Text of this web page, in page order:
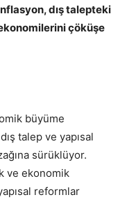
dış talepteki
çöküşe
büyüme
talep ve yapısal
sürüklüyor.
ve ekonomik
reformlar